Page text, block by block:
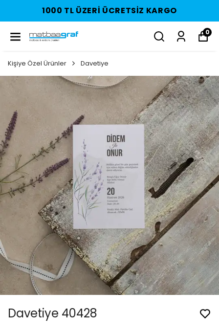
1000 TL ÜZERI ÜCRETSIZ KARGO
0
Kişiye Özel Ürünler Davetiye
Davetiye 40428